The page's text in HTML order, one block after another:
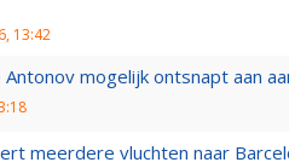
13:42
mogelijk ontsnapt aan
meerdere vluchten naar